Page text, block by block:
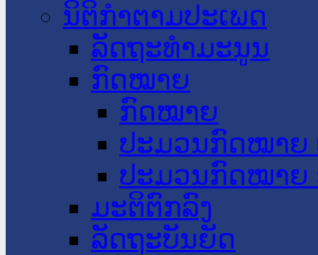
ນິຕິກຳຕາມປະເພດ
ລັດຖະທໍາມະນູນ
ກົດໝາຍ
ກົດໝາຍ
ປະມວນກົດໝາຍ
ປະມວນກົດໝາຍ
ມະຕິຕົກລົງ
ລັດຖະບັນຍັດ